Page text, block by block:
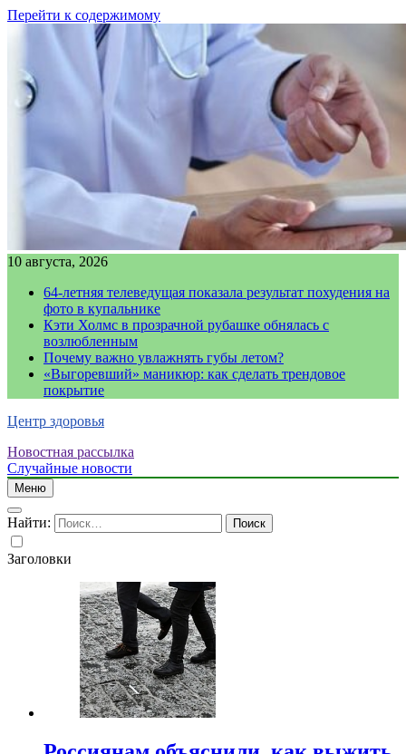
Перейти к содержимому
10 августа, 2026
64-летняя телеведущая показала результат похудения на
фото в купальнике
Кэти Холмс в прозрачной рубашке обнялась с
возлюбленным
Почему важно увлажнять губы летом?
«Выгоревший» маникюр: как сделать трендовое
покрытие
Центр здоровья
Новостная рассылка
Случайные новости
Меню
Найти:
Заголовки